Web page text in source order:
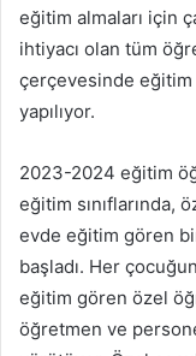
eğitim almaları için
ihtiyacı olan tüm
çerçevesinde
yapılıyor.
2023-2024 eğitim
eğitim sınıflarında,
evde eğitim gören
başladı. Her
eğitim gören özel
öğretmen ve